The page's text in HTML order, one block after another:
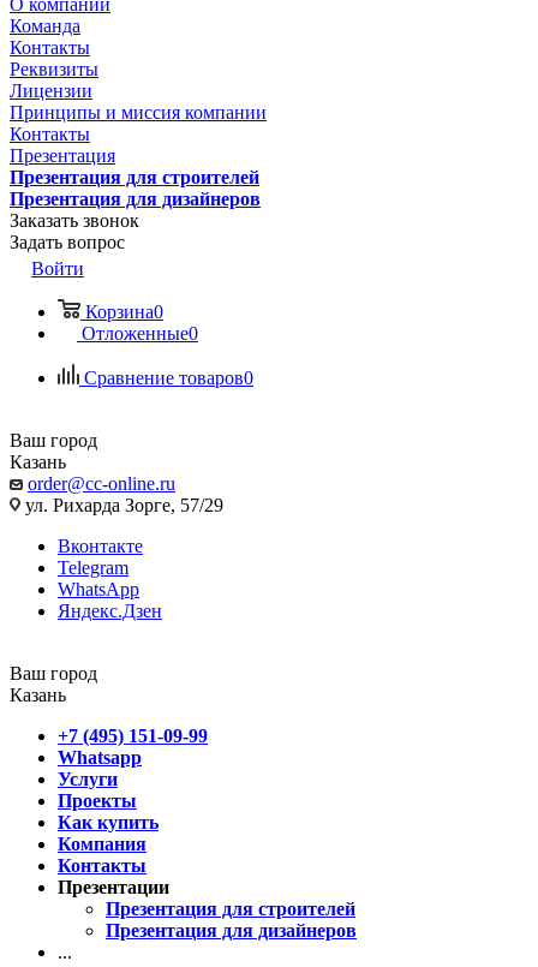
О компании
Команда
Контакты
Реквизиты
Лицензии
Принципы и миссия компании
Контакты
Презентация
Презентация для строителей
Презентация для дизайнеров
Заказать звонок
Задать вопрос
Войти
Корзина0
Отложенные0
Сравнение товаров0
Ваш город
Казань
order@cc-online.ru
ул. Рихарда Зорге, 57/29
Вконтакте
Telegram
WhatsApp
Яндекс.Дзен
Ваш город
Казань
+7 (495) 151-09-99
Whatsapp
Услуги
Проекты
Как купить
Компания
Контакты
Презентации
Презентация для строителей
Презентация для дизайнеров
...